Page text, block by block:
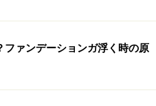
け巡らせ「肌本来の
ファンデーションガ浮く時の原